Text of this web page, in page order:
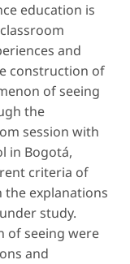
education is
and
construction of
of seeing
the
session with
in Bogotá,
criteria of
the explanations
study.
of seeing were
and